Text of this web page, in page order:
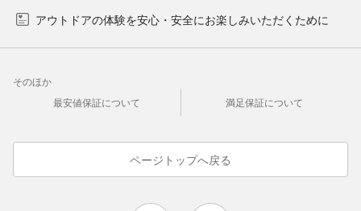
アウトドアの体験を安心・安全にお楽しみいただくために
そのほか
最安値保証について
満足保証について
ページトップへ戻る